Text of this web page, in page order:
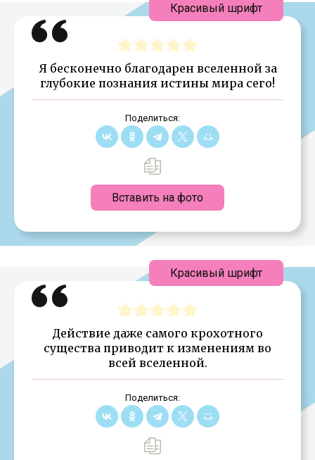
Я бесконечно благодарен вселенной за
глубокие познания истины мира сего!
Поделиться:
Вставить на фото
Красивый шрифт
Действие даже самого крохотного
существа приводит к изменениям во
всей вселенной.
Поделиться:
Красивый шрифт